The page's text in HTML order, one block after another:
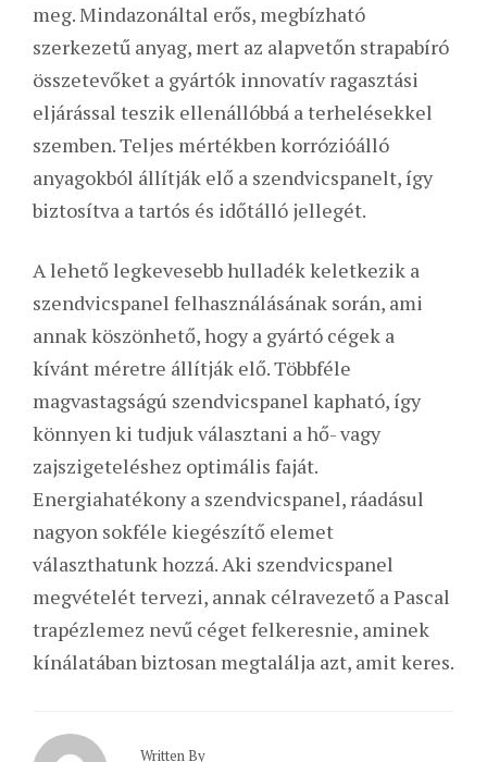
meg. Mindazonáltal erős, megbízható
szerkezetű anyag, mert az alapvetőn strapabíró
összetevőket a gyártók innovatív ragasztási
eljárással teszik ellenállóbbá a terhelésekkel
szemben. Teljes mértékben korrózióálló
anyagokból állítják elő a szendvicspanelt, így
biztosítva a tartós és időtálló jellegét.
A lehető legkevesebb hulladék keletkezik a
szendvicspanel felhasználásának során, ami
annak köszönhető, hogy a gyártó cégek a
kívánt méretre állítják elő. Többféle
magvastagságú szendvicspanel kapható, így
könnyen ki tudjuk választani a hő- vagy
zajszigeteléshez optimális faját.
Energiahatékony a szendvicspanel, ráadásul
nagyon sokféle kiegészítő elemet
választhatunk hozzá. Aki szendvicspanel
megvételét tervezi, annak célravezető a Pascal
trapézlemez nevű céget felkeresnie, aminek
kínálatában biztosan megtalálja azt, amit keres.
Written By